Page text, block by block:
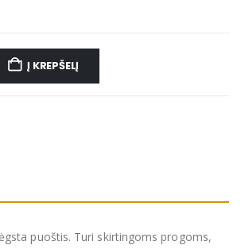
Į KREPŠELĮ
puoštis. Turi skirtingoms progoms,